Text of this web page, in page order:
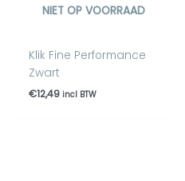
NIET OP VOORRAAD
Klik Fine Performance
Zwart
€12,49 incl BTW